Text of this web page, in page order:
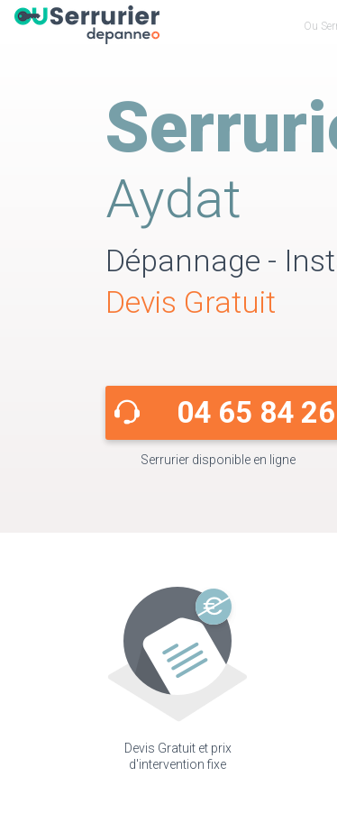
Ou
Aydat
Dépannage -
Devis Gratuit
04 65 84
Serrurier disponible en ligne
Devis Gratuit et prix
d'intervention fixe